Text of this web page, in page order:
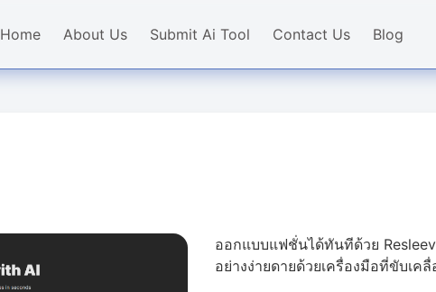
Home About Us Submit Ai Tool Contact Us Blog
ออกแบบแฟชั่นได้ทันทีด้วย
อย่างง่ายดายด้วยเครื่องมือที่ขับเค